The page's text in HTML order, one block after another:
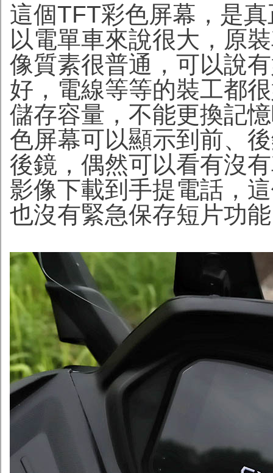
這個TFT彩色屏幕，是
以電單車來說很大，原
像質素很普通，可以說
好，電線等等的裝工都
儲存容量，不能更換記
色屏幕可以顯示到前、
後鏡，偶然可以看有沒
影像下載到手提電話，
也沒有緊急保存短片功